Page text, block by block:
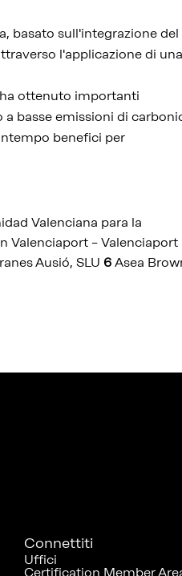
basato sull'integrazione del
l'applicazione di una
ottenuto importanti
basse emissioni di
benefici per
Valenciana para la
Valenciaport – Valenciaport
Ausió, SLU 6 Asea
Connettiti
Uffici
Certification Member